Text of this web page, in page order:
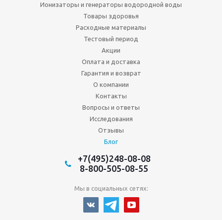
Ионизаторы и генераторы водородной воды
Товары здоровья
Расходные материалы
Тестовый период
Акции
Оплата и доставка
Гарантия и возврат
О компании
Контакты
Вопросы и ответы
Исследования
Отзывы
Блог
+7(495)248-08-08
8-800-505-08-55
Мы в социальных сетях: